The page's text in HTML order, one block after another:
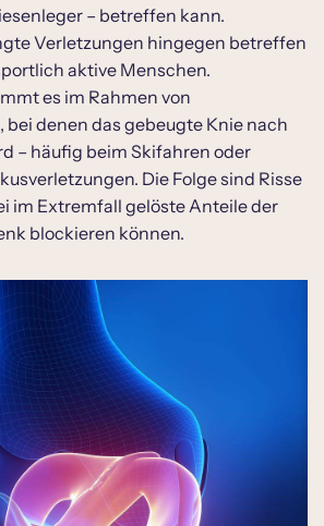
– betreffen kann.
Verletzungen hingegen betreffen
aktive Menschen.
es im Rahmen von
bei denen das gebeugte Knie nach
– häufig beim Skifahren oder
Die Folge sind Risse
im Extremfall gelöste Anteile der
blockieren können.